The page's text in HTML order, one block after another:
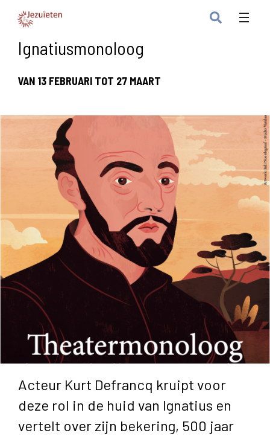
Ignatiusmonoloog
VAN 13 FEBRUARI TOT 27 MAART
Acteur Kurt Defrancq kruipt voor
deze rol in de huid van Ignatius en
vertelt over zijn bekering, 500 jaar